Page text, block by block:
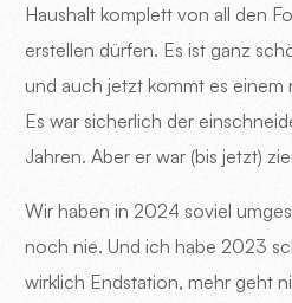
Haushalt komplett von all den
erstellen dürfen. Es ist ganz
und auch jetzt kommt es einem
Es war sicherlich der
Jahren. Aber er war (bis jetzt)
Wir haben in 2024 soviel
noch nie. Und ich habe 2023
wirklich Endstation, mehr geht